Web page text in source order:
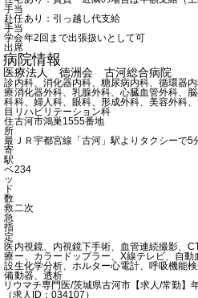
手当
赴任
手当
あり：引っ越し代支給
学会
出席
年2回まで出張扱いとして可
病院情報
医療法人 徳洲会 古河総合病院
診
療
科
目
内科、消化器内科、糖尿病内科、循環器
消化器外科、乳腺外科、心臓血管外科、
科、婦人科、眼科、形成外科、美容外科
リハビリテーション科
住
所
古河市鴻巣1555番地
最
寄
駅
ＪＲ宇都宮線「古河」駅よりタクシーで5
ベ
ッ
ド
数
234
救
急
指
定
二次
医
療
設
備
内視鏡、内視鏡下手術、血管連続撮影、
ー、カラードップラー、X線テレビ、自
生化学分析、ホルター心電計、呼吸機能
動器、透析
リウマチ専門医/茨城県古河市【求人/常勤】
（求人ID：034107）